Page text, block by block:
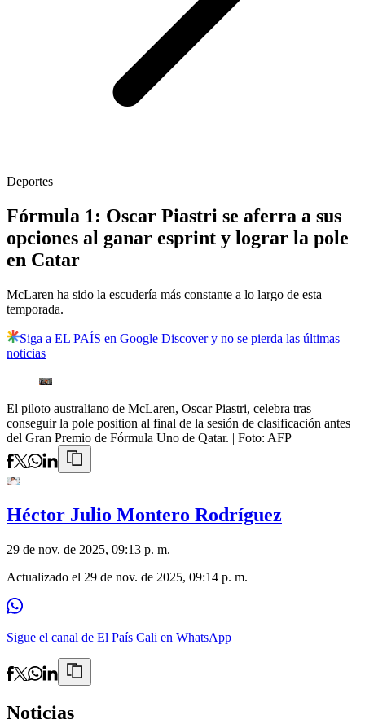
Deportes
Fórmula 1: Oscar Piastri se aferra a sus
opciones al ganar esprint y lograr la pole
en Catar
McLaren ha sido la escudería más constante a lo largo de esta
temporada.
Siga a EL PAÍS en Google Discover y no se pierda las últimas
noticias
El piloto australiano de McLaren, Oscar Piastri, celebra tras
conseguir la pole position al final de la sesión de clasificación antes
del Gran Premio de Fórmula Uno de Qatar. | Foto: AFP
Héctor Julio Montero Rodríguez
29 de nov. de 2025, 09:13 p. m.
Actualizado el 29 de nov. de 2025, 09:14 p. m.
Sigue el canal de El País Cali en WhatsApp
Noticias